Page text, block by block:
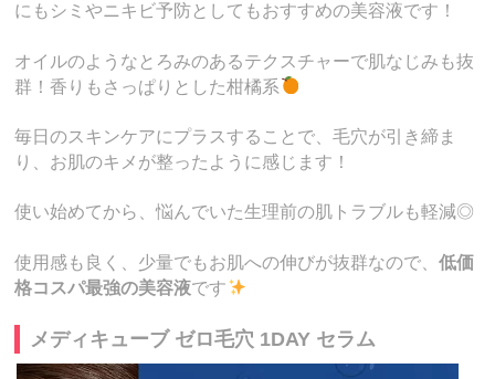
にもシミやニキビ予防としてもおすすめの美容液です！
オイルのようなとろみのあるテクスチャーで肌なじみも抜
群！香りもさっぱりとした柑橘系
毎日のスキンケアにプラスすることで、毛穴が引き締ま
り、お肌のキメが整ったように感じます！
使い始めてから、悩んでいた生理前の肌トラブルも軽減◎
使用感も良く、少量でもお肌への伸びが抜群なので、低価
格コスパ最強の美容液です
メディキューブ ゼロ毛穴 1DAY セラム